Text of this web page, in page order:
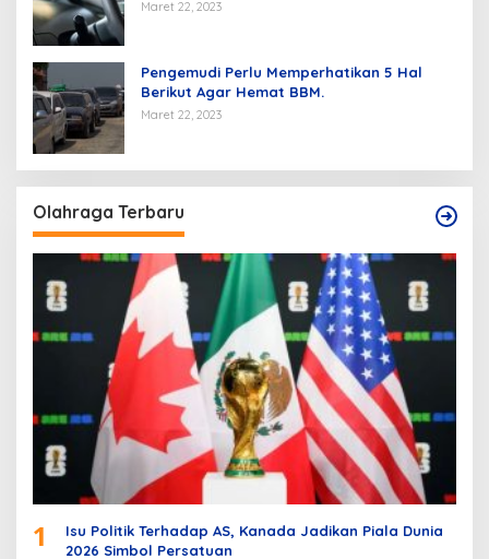
Maret 22, 2023
Pengemudi Perlu Memperhatikan 5 Hal
Berikut Agar Hemat BBM.
Maret 22, 2023
Olahraga Terbaru
1
Isu Politik Terhadap AS, Kanada Jadikan Piala Dunia
2026 Simbol Persatuan